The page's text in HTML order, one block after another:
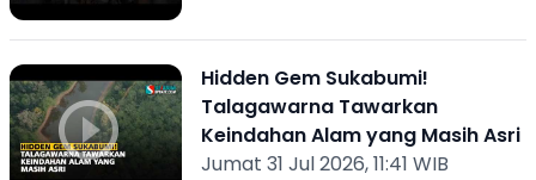
Hidden Gem Sukabumi!
Talagawarna Tawarkan
Keindahan Alam yang Masih Asri
Jumat 31 Jul 2026, 11:41 WIB